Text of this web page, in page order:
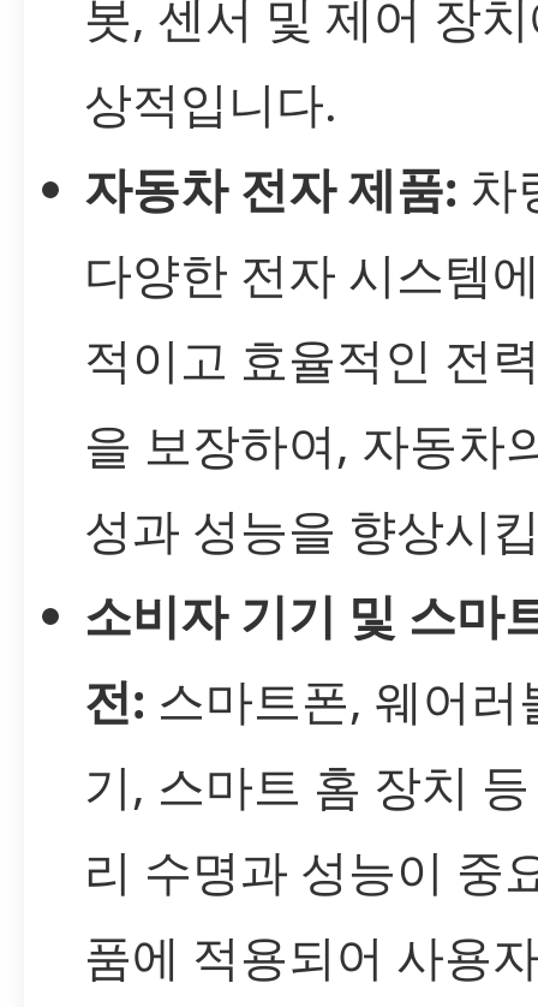
봇, 센서 및 제어 장
상적입니다.
자동차 전자 제품: 차
다양한 전자 시스템
적이고 효율적인 전
을 보장하여, 자동차
성과 성능을 향상시
소비자 기기 및 스마
전: 스마트폰, 웨어러
기, 스마트 홈 장치
리 수명과 성능이 중
품에 적용되어 사용